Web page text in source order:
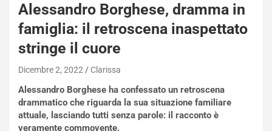
Alessandro Borghese, dramma in
famiglia: il retroscena inaspettato
stringe il cuore
Dicembre 2, 2022 Clarissa
Alessandro Borghese ha confessato un retroscena
drammatico che riguarda la sua situazione familiare
attuale, lasciando tutti senza parole: il racconto è
veramente commovente.